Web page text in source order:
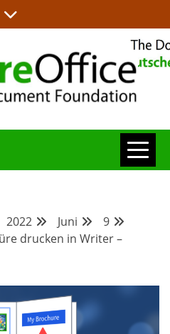
2022 Juni
9
drucken in Writer –